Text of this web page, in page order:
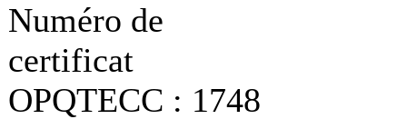
Numéro de
certificat
OPQTECC : 1748